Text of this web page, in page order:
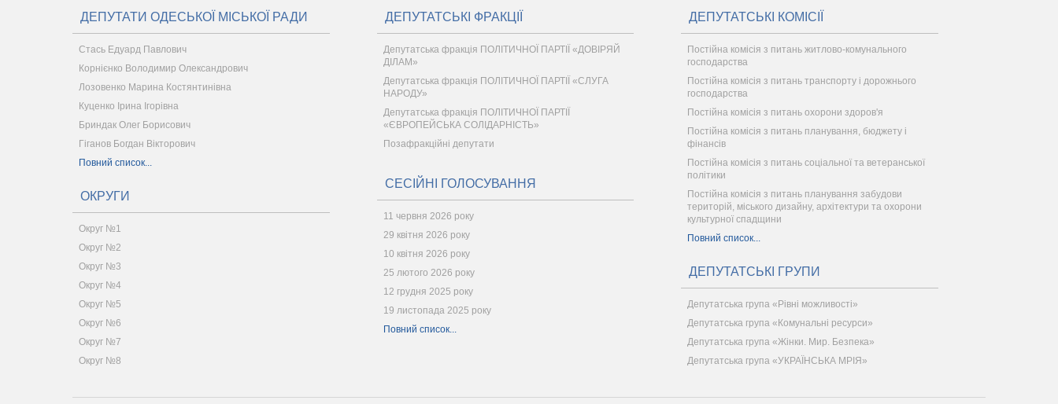
ДЕПУТАТИ ОДЕСЬКОЇ МІСЬКОЇ РАДИ
Стась Едуард Павлович
Корнієнко Володимир Олександрович
Лозовенко Марина Костянтинівна
Куценко Ірина Ігорівна
Бриндак Олег Борисович
Гіганов Богдан Вікторович
Повний список...
ОКРУГИ
Округ №1
Округ №2
Округ №3
Округ №4
Округ №5
Округ №6
Округ №7
Округ №8
ДЕПУТАТСЬКІ ФРАКЦІЇ
Депутатська фракція ПОЛІТИЧНОЇ ПАРТІЇ «ДОВІРЯЙ
ДІЛАМ»
Депутатська фракція ПОЛІТИЧНОЇ ПАРТІЇ «СЛУГА
НАРОДУ»
Депутатська фракція ПОЛІТИЧНОЇ ПАРТІЇ
«ЄВРОПЕЙСЬКА СОЛІДАРНІСТЬ»
Позафракційні депутати
СЕСІЙНІ ГОЛОСУВАННЯ
11 червня 2026 року
29 квітня 2026 року
10 квітня 2026 року
25 лютого 2026 року
12 грудня 2025 року
19 листопада 2025 року
Повний список...
ДЕПУТАТСЬКІ КОМІСІЇ
Постійна комісія з питань житлово-комунального
господарства
Постійна комісія з питань транспорту і дорожнього
господарства
Постійна комісія з питань охорони здоров'я
Постійна комісія з питань планування, бюджету і
фінансів
Постійна комісія з питань соціальної та ветеранської
політики
Постійна комісія з питань планування забудови
територій, міського дизайну, архітектури та охорони
культурної спадщини
Повний список...
ДЕПУТАТСЬКІ ГРУПИ
Депутатська група «Рівні можливості»
Депутатська група «Комунальні ресурси»
Депутатська група «Жінки. Мир. Безпека»
Депутатська група «УКРАЇНСЬКА МРІЯ»